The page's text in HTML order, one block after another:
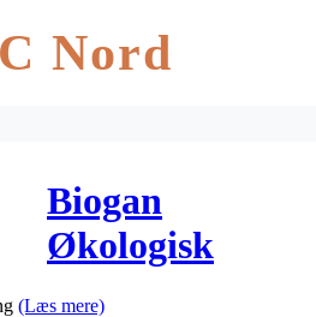
Nord
Biogan
Økologisk
Blomster
(Læs mere)